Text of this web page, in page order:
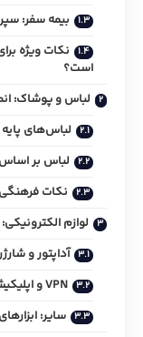
بیمه سفر:
نکات ویژه
است؟
لباس و پوشاک:
لباس‌های
لباس بر
نکات فرهنگی
لوازم
آداپتور و
VPN و اپلیکیشن‌ها: عبور از محدودیت‌های اینترنتی
سایر: